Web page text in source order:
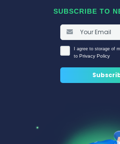
SUBSCRIBE TO
I agree to storage of
to Privacy Policy